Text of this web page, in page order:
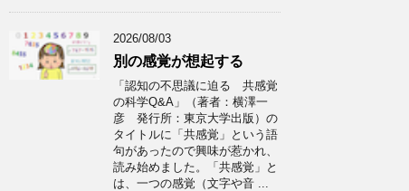
2026/08/03
別の感覚が想起する
「認知の不思議に迫る 共感覚
の科学Q&A」（著者：横澤一
彦 発行所：東京大学出版）の
タイトルに「共感覚」という語
句があったので興味が惹かれ、
読み始めました。「共感覚」と
は、一つの感覚（文字や音 ...